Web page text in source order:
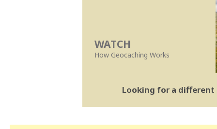
WATCH
How Geocaching Works
Looking for a different